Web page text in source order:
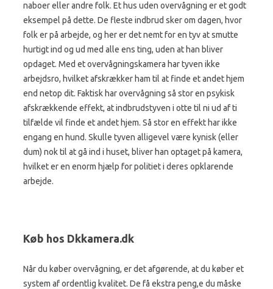
naboer eller andre folk. Et hus uden overvågning er et godt
eksempel på dette. De fleste indbrud sker om dagen, hvor
folk er på arbejde, og her er det nemt for en tyv at smutte
hurtigt ind og ud med alle ens ting, uden at han bliver
opdaget. Med et overvågningskamera har tyven ikke
arbejdsro, hvilket afskrækker ham til at finde et andet hjem
end netop dit. Faktisk har overvågning så stor en psykisk
afskrækkende effekt, at indbrudstyven i otte til ni ud af ti
tilfælde vil finde et andet hjem. Så stor en effekt har ikke
engang en hund. Skulle tyven alligevel være kynisk (eller
dum) nok til at gå ind i huset, bliver han optaget på kamera,
hvilket er en enorm hjælp for politiet i deres opklarende
arbejde.
Køb hos Dkkamera.dk
Når du køber overvågning, er det afgørende, at du køber et
system af ordentlig kvalitet. De få ekstra peng,e du måske